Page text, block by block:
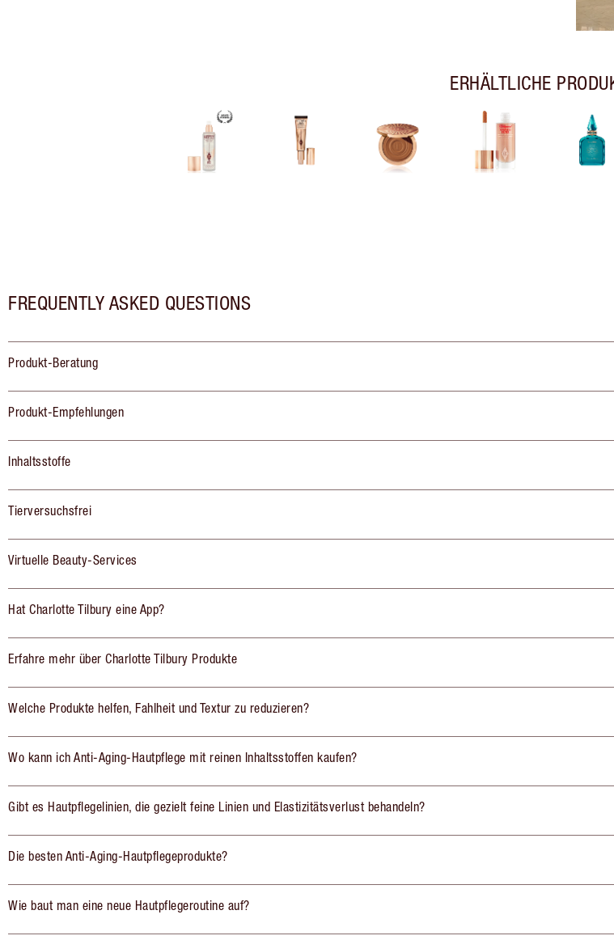
ERHÄLTLICHE
FREQUENTLY ASKED QUESTIONS
Produkt-Beratung
Produkt-Empfehlungen
Inhaltsstoffe
Tierversuchsfrei
Virtuelle Beauty-Services
Hat Charlotte Tilbury eine App?
Erfahre mehr über Charlotte Tilbury Produkte
Welche Produkte helfen, Fahlheit und Textur zu reduzieren?
Wo kann ich Anti-Aging-Hautpflege mit reinen Inhaltsstoffen kaufen?
Gibt es Hautpflegelinien, die gezielt feine Linien und Elastizitätsverlust behandeln?
Die besten Anti-Aging-Hautpflegeprodukte?
Wie baut man eine neue Hautpflegeroutine auf?